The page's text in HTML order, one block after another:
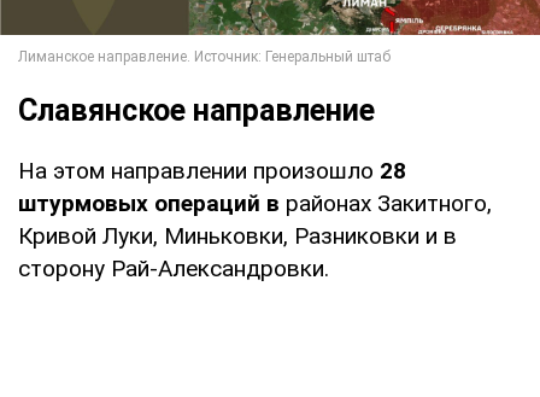
Славянское направление
На этом направлении произошло 28
штурмовых операций в районах Закитного,
Кривой Луки, Миньковки, Разниковки и в
сторону Рай-Александровки.